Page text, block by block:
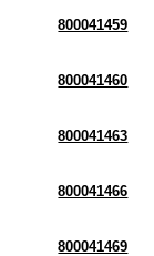
800041459
800041460
800041463
800041466
800041469